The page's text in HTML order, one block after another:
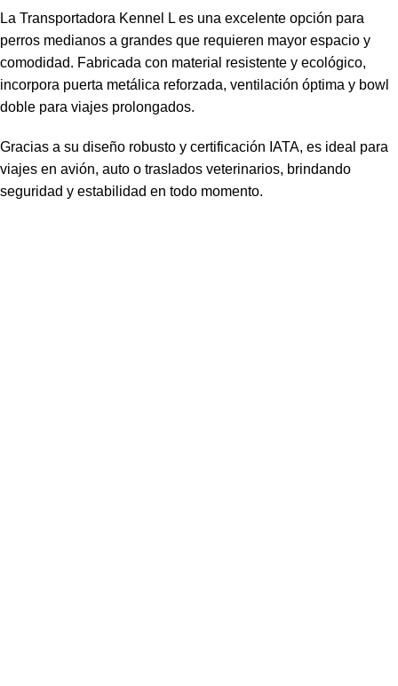
La Transportadora Kennel L es una excelente opción para
perros medianos a grandes que requieren mayor espacio y
comodidad. Fabricada con material resistente y ecológico,
incorpora puerta metálica reforzada, ventilación óptima y bowl
doble para viajes prolongados.
Gracias a su diseño robusto y certificación IATA, es ideal para
viajes en avión, auto o traslados veterinarios, brindando
seguridad y estabilidad en todo momento.